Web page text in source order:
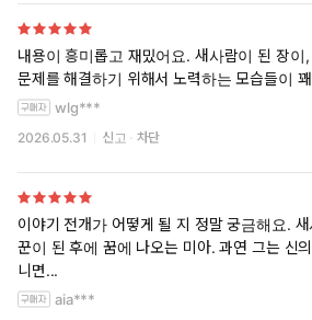
내용이 흥미롭고 재밌어요. 새사람이 된 장이,
문제를 해결하기 위해서 노력하는 모습들이
wlg***
2026.05.31 신고 차단
이야기 전개가 어떻게 될 지 정말 궁금해요.
꾼이 된 후에 꿈에 나오는 미아. 과연 그는 신의 계시를 받은 것인지 -아
니면...
aia***